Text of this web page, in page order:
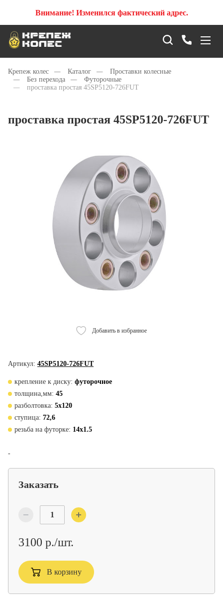
Внимание! Изменился фактический адрес.
Крепеж колес — Каталог —
Проставки колесные
—
Без перехода —
Футорочные
—
проставка простая 45SP5120-726FUT
проставка простая 45SP5120-726FUT
Добавить в избранное
Артикул: 45SP5120-726FUT
крепление к диску: футорочное
толщина,мм: 45
разболтовка: 5x120
ступица: 72,6
резьба на футорке: 14x1.5
-
Заказать
3100 р./шт.
В корзину